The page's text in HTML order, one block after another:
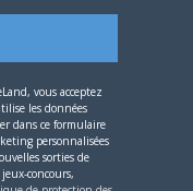
vous acceptez
les données
dans ce formulaire
personnalisées
sorties de
concours,